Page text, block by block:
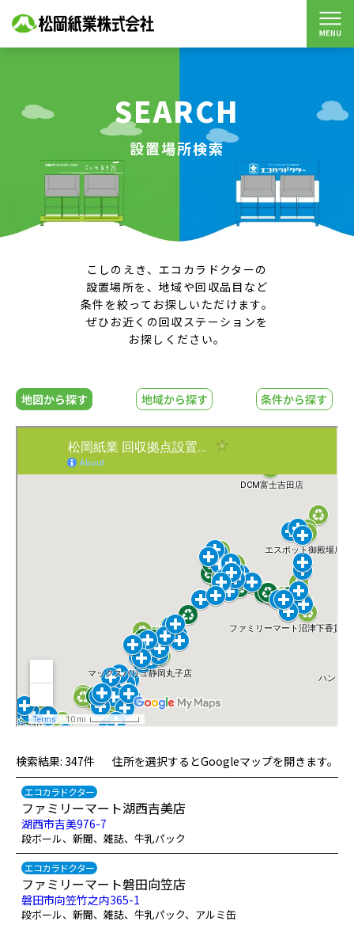
SEARCH
設置場所検索
こしのえき、エコカラドクターの
設置場所を、地域や回収品目など
条件を絞ってお探しいただけます。
ぜひお近くの回収ステーションを
お探しください。
地図から探す 地域から探す 条件から探す
検索結果: 347件 住所を選択するとGoogleマップを開きます。
エコカラドクター
ファミリーマート湖西吉美店
湖西市吉美976-7
段ボール、新聞、雑誌、牛乳パック
エコカラドクター
ファミリーマート磐田向笠店
磐田市向笠竹之内365-1
段ボール、新聞、雑誌、牛乳パック、アルミ缶